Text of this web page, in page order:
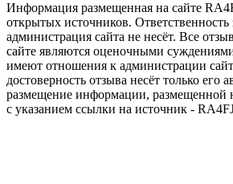
Информация размещенная на сайте
открытых источников. Ответственность
администрация сайта не несёт. Все
сайте являются оценочными
имеют отношения к администрации
достоверность отзыва несёт только его
размещение информации, размещенной
с указанием ссылки на источник -